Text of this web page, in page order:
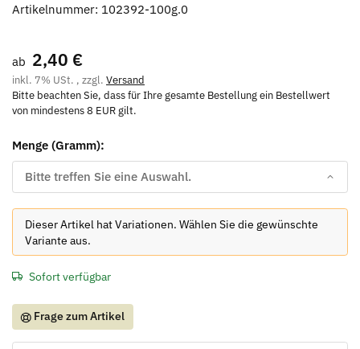
Artikelnummer: 102392-100g.0
ab 2,40 €
inkl. 7% USt. , zzgl. Versand
Bitte beachten Sie, dass für Ihre gesamte Bestellung ein Bestellwert
von mindestens 8 EUR gilt.
Menge (Gramm):
Bitte treffen Sie eine Auswahl.
x
Dieser Artikel hat Variationen. Wählen Sie die gewünschte
Variante aus.
Sofort verfügbar
Frage zum Artikel